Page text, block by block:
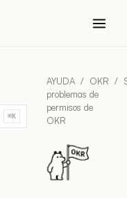
⌘K
AYUDA / OKR /
problemas de
permisos de
OKR